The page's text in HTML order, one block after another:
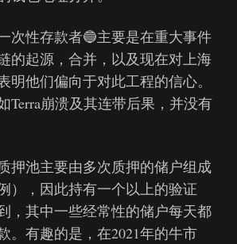
次性存款者🔵主要是在重大事件
的起源，合并，以及现在对上海
明他们偏向于对此工程的信心。
Terra崩溃及其连带后果，并没有
押池主要由多次质押的储户组成
），因此持有一个以上的验证
，其中一些经常性的储户每天都
。有趣的是，在2021年的牛市